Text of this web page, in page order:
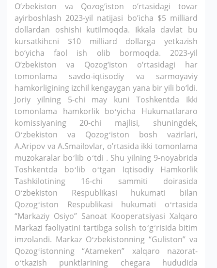
O‘zbekiston va Qozog‘iston o‘rtasidagi tovar
ayirboshlash 2023-yil natijasi bo’icha $5 milliard
dollardan oshishi kutilmoqda. Ikkala davlat bu
kursatkihcni $10 milliard dollarga yetkazish
bo‘yicha faol ish olib bormoqda. 2023-yil
O‘zbekiston va Qozog‘iston o‘rtasidagi har
tomonlama savdo-iqtisodiy va sarmoyaviy
hamkorligining izchil kengaygan yana bir yili bo‘ldi.
Joriy yilning 5-chi may kuni Toshkentda Ikki
tomonlama hamkorlik boʻyicha Hukumatlararo
komissiyaning 20-chi majlisi, shuningdek,
Oʻzbekiston va Qozogʻiston bosh vazirlari,
A.Aripov va A.Smailovlar, o’rtasida ikki tomonlama
muzokaralar boʻlib oʻtdi . Shu yilning 9-noyabrida
Toshkentda boʻlib oʻtgan Iqtisodiy Hamkorlik
Tashkilotining 16-chi sammiti doirasida
Oʻzbekiston Respublikasi hukumati bilan
Qozogʻiston Respublikasi hukumati oʻrtasida
“Markaziy Osiyo” Sanoat Kooperatsiyasi Xalqaro
Markazi faoliyatini tartibga solish toʻgʻrisida bitim
imzolandi. Markaz Oʻzbekistonning “Guliston” va
Qozogʻistonning “Atameken” xalqaro nazorat-
oʻtkazish punktlarining chegara hududida